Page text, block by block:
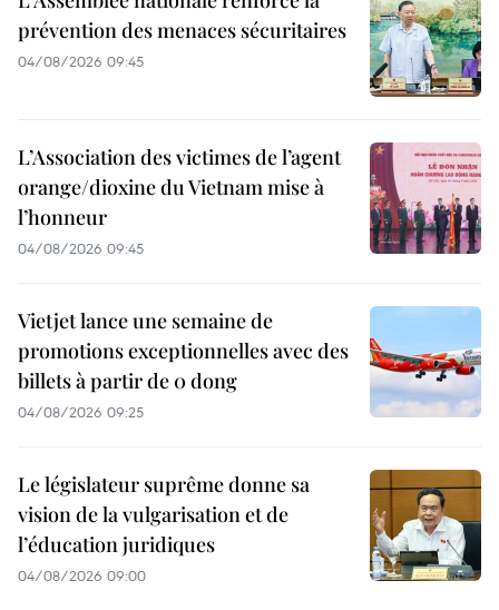
prévention des menaces sécuritaires
04/08/2026 09:45
L’Association des victimes de l’agent
orange/dioxine du Vietnam mise à
l’honneur
04/08/2026 09:45
Vietjet lance une semaine de
promotions exceptionnelles avec des
billets à partir de 0 dong
04/08/2026 09:25
Le législateur suprême donne sa
vision de la vulgarisation et de
l’éducation juridiques
04/08/2026 09:00